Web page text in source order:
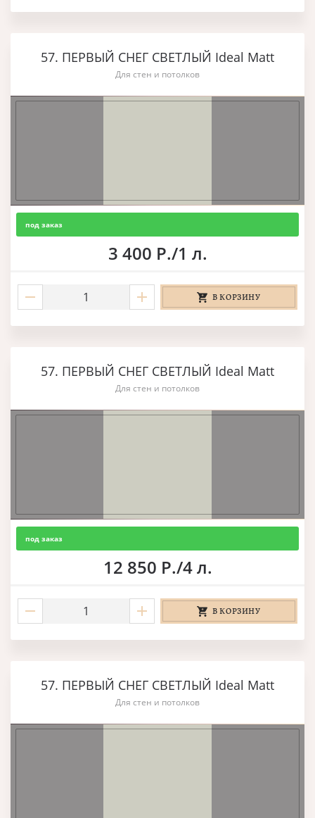
57. ПЕРВЫЙ СНЕГ СВЕТЛЫЙ Ideal Matt
Для стен и потолков
под заказ
3 400 Р./1 л.
В КОРЗИНУ
57. ПЕРВЫЙ СНЕГ СВЕТЛЫЙ Ideal Matt
Для стен и потолков
под заказ
12 850 Р./4 л.
В КОРЗИНУ
57. ПЕРВЫЙ СНЕГ СВЕТЛЫЙ Ideal Matt
Для стен и потолков